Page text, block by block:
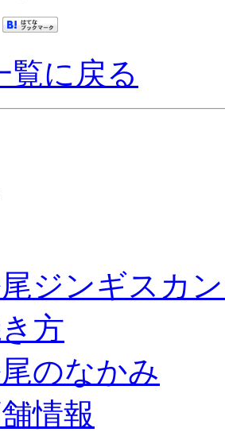
覧に戻る
ジンギスカ
方
のなかみ
情報